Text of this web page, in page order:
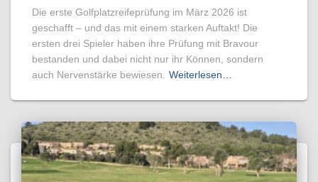
Die erste Golfplatzreifeprüfung im März 2026 ist
geschafft – und das mit einem starken Auftakt! Die
ersten drei Spieler haben ihre Prüfung mit Bravour
bestanden und dabei nicht nur ihr Können, sondern
auch Nervenstärke bewiesen.
Weiterlesen…